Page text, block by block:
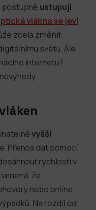
postupně ustupují
vlákna se jeví
zcela změnit
světu. Ale
internetu?
vyšší
Přenos dat pomocí
rychlostí v
že
nebo online
Na rozdíl od